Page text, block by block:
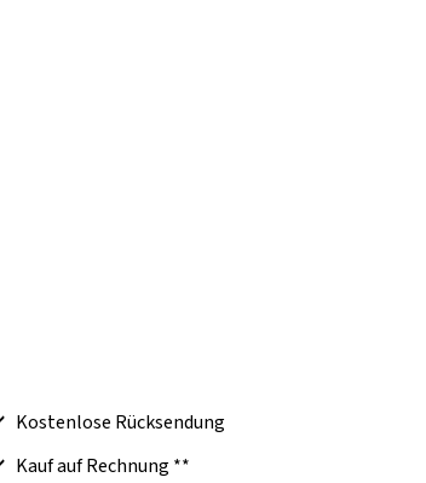
Kostenlose Rücksendung
Kauf auf Rechnung **